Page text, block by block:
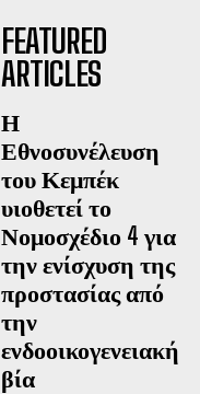
FEATURED
ARTICLES
Η
Εθνοσυνέλευση
του Κεμπέκ
υιοθετεί το
Νομοσχέδιο 4 για
την ενίσχυση της
προστασίας από
την
ενδοοικογενειακή
βία